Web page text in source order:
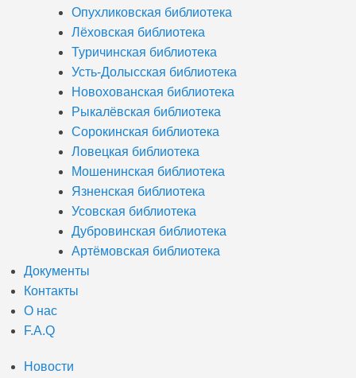
Опухликовская библиотека
Лёховская библиотека
Туричинская библиотека
Усть-Долысская библиотека
Новохованская библиотека
Рыкалёвская библиотека
Сорокинская библиотека
Ловецкая библиотека
Мошенинская библиотека
Язненская библиотека
Усовская библиотека
Дубровинская библиотека
Артёмовская библиотека
Документы
Контакты
О нас
F.A.Q
Новости